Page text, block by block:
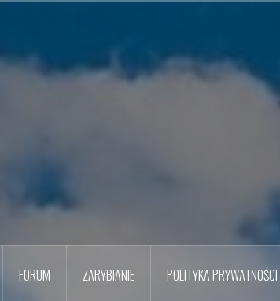
FORUM ZARYBIANIE POLITYKA PRYWATNOŚCI